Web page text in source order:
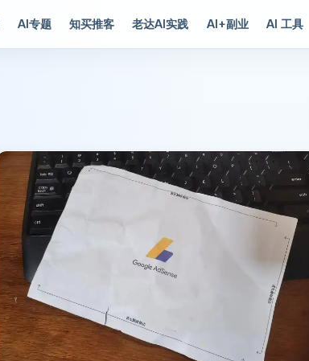
AI专题 知买推客 老达AI实践 AI+副业 AI 工具